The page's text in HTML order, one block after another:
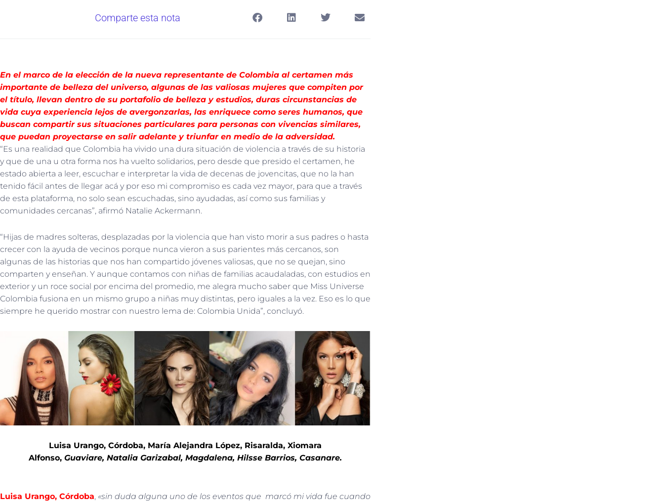
Comparte esta nota
En el marco de la elección de la nueva representante de Colombia al certamen más
importante de belleza del universo, algunas de las valiosas mujeres que compiten por
el título, llevan dentro de su portafolio de belleza y estudios, duras circunstancias de
vida cuya experiencia lejos de avergonzarlas, las enriquece como seres humanos, que
buscan compartir sus situaciones particulares para personas con vivencias similares,
que puedan proyectarse en salir adelante y triunfar en medio de la adversidad.
“Es una realidad que Colombia ha vivido una dura situación de violencia a través de su historia
y que de una u otra forma nos ha vuelto solidarios, pero desde que presido el certamen, he
estado abierta a leer, escuchar e interpretar la vida de decenas de jovencitas, que no la han
tenido fácil antes de llegar acá y por eso mi compromiso es cada vez mayor, para que a través
de esta plataforma, no solo sean escuchadas, sino ayudadas, así como sus familias y
comunidades cercanas”, afirmó Natalie Ackermann.
“Hijas de madres solteras, desplazadas por la violencia que han visto morir a sus padres o hasta
crecer con la ayuda de vecinos porque nunca vieron a sus parientes más cercanos, son
algunas de las historias que nos han compartido jóvenes valiosas, que no se quejan, sino
comparten y enseñan. Y aunque contamos con niñas de familias acaudaladas, con estudios en
exterior y un roce social por encima del promedio, me alegra mucho saber que Miss Universe
Colombia fusiona en un mismo grupo a niñas muy distintas, pero iguales a la vez. Eso es lo que
siempre he querido mostrar con nuestro lema de: Colombia Unida”, concluyó.
Luisa Urango, Córdoba, María Alejandra López, Risaralda, Xiomara
Alfonso, Guaviare, Natalia Garizabal, Magdalena, Hilsse Barrios, Casanare.
Luisa Urango, Córdoba, «sin duda alguna uno de los eventos que marcó mi vida fue cuando